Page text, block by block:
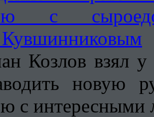
Козлов взял
новую
с